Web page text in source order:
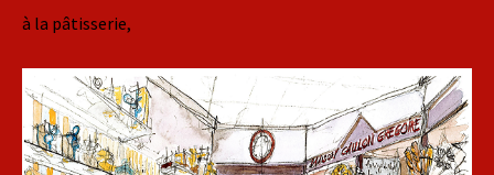
à la pâtisserie,